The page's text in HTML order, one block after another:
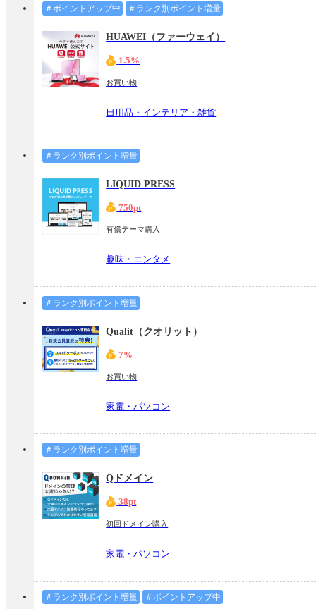
＃ポイントアップ中 ＃ランク別ポイント増量
HUAWEI（ファーウェイ）
1.5%
お買い物
日用品・インテリア・雑貨
＃ランク別ポイント増量
LIQUID PRESS
750pt
有償テーマ購入
趣味・エンタメ
＃ランク別ポイント増量
Qualit（クオリット）
7%
お買い物
家電・パソコン
＃ランク別ポイント増量
Qドメイン
38pt
初回ドメイン購入
家電・パソコン
＃ランク別ポイント増量 ＃ポイントアップ中